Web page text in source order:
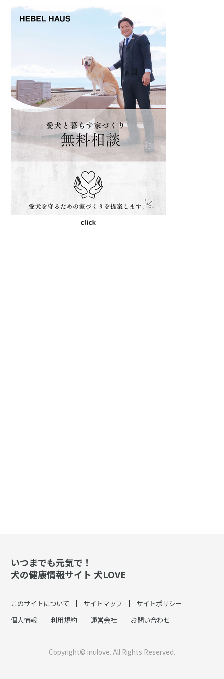
いつまでも元気で！
犬の健康情報サイト 犬LOVE
このサイトについて サイトマップ
サイトポリシー
個人情報
利用規約 運営会社 お問い合わせ
Copyright© inulove. All Rights Reserved.